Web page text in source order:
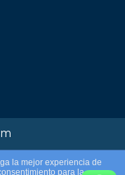
la mejor experiencia de
para la